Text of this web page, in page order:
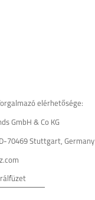
elérhetősége:
GmbH & Co KG
70469 Stuttgart, Germany